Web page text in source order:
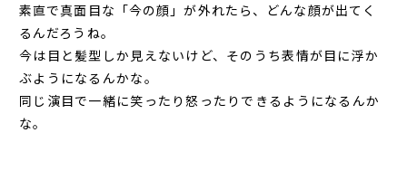
素直で真面目な「今の顔」が外れたら、どんな顔が出てく
るんだろうね。
今は目と髪型しか見えないけど、そのうち表情が目に浮か
ぶようになるんかな。
同じ演目で一緒に笑ったり怒ったりできるようになるんか
な。